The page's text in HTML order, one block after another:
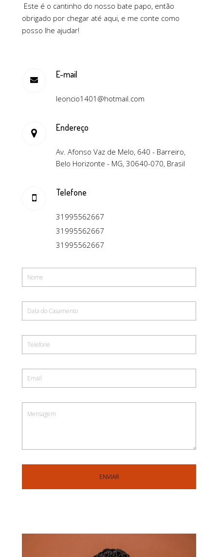
Este é o cantinho do nosso bate papo, então
obrigado por chegar até aqui, e me conte como
posso lhe ajudar!
E-mail
leoncio1401@hotmail.com
Endereço
Av. Afonso Vaz de Melo, 640 - Barreiro,
Belo Horizonte - MG, 30640-070, Brasil
Telefone
31995562667
31995562667
31995562667
ENVIAR